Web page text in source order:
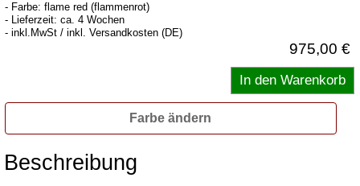
- Farbe: flame red (flammenrot)
- Lieferzeit: ca. 4 Wochen
- inkl.MwSt / inkl. Versandkosten (DE)
975,00 €
Farbe ändern
Beschreibung